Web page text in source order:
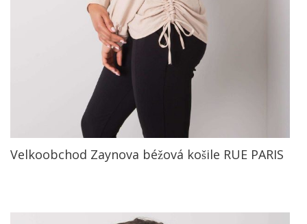
Velkoobchod Zaynova béžová košile RUE PARIS